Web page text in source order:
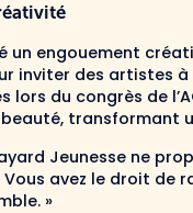
un engouement
inviter des artistes
lors du congrès de
transformant
Jeunesse ne
Vous avez le droit de
»